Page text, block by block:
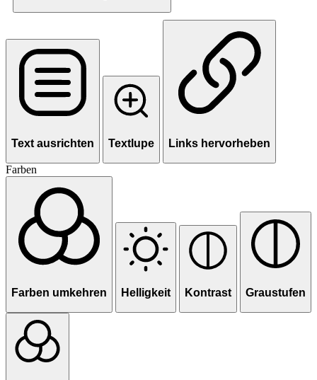
Text ausrichten Textlupe Links hervorheben
Farben
Farben umkehren Helligkeit Kontrast Graustufen